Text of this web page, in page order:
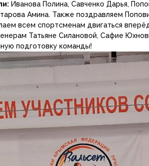
Иванова Полина, Савченко Дарья,
Амина. Также поздравляем
всем спортсменам двигаться
Татьяне Силановой, Сафие
подготовку команды!